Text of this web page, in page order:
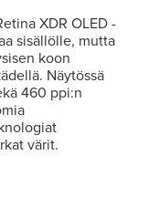
XDR OLED -
sisällölle, mutta
koon
Näytössä
460 ppi:n
värit.